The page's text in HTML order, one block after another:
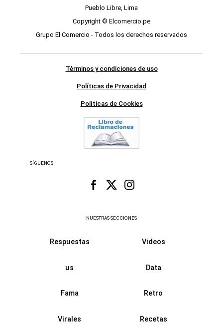
Pueblo Libre, Lima
Copyright © Elcomercio.pe
Grupo El Comercio - Todos los derechos reservados
Términos y condiciones de uso
Políticas de Privacidad
Políticas de Cookies
SÍGUENOS
NUESTRAS SECCIONES
Respuestas Videos
us Data
Fama Retro
Virales Recetas